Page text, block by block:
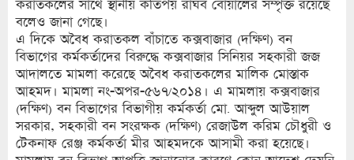
করাতকলের সাথে স্থানীয় কতিপয় রাঘব বোয়ালের সম্পৃক্ত রয়েছে
বলেও জানা গেছে।
এ দিকে অবৈধ করাতকল বাঁচাতে কক্সবাজার (দক্ষিণ) বন
বিভাগের কর্মকর্তাদের বিরুদ্ধে কক্সবাজার সিনিয়র সহকারী জজ
আদালতে মামলা করেছে অবৈধ করাতকলের মালিক মোস্তাক
আহমদ। মামলা নং-অপর-৫৬৭/২০১৪। এ মামলায় কক্সবাজার
(দক্ষিণ) বন বিভাগের বিভাগীয় কর্মকর্তা মো. আব্দুল আউয়াল
সরকার, সহকারী বন সংরক্ষক (দক্ষিণ) রেজাউল করিম চৌধুরী ও
টেকনাফ রেঞ্জ কর্মকর্তা মীর আহমদকে আসামী করা হয়েছে।